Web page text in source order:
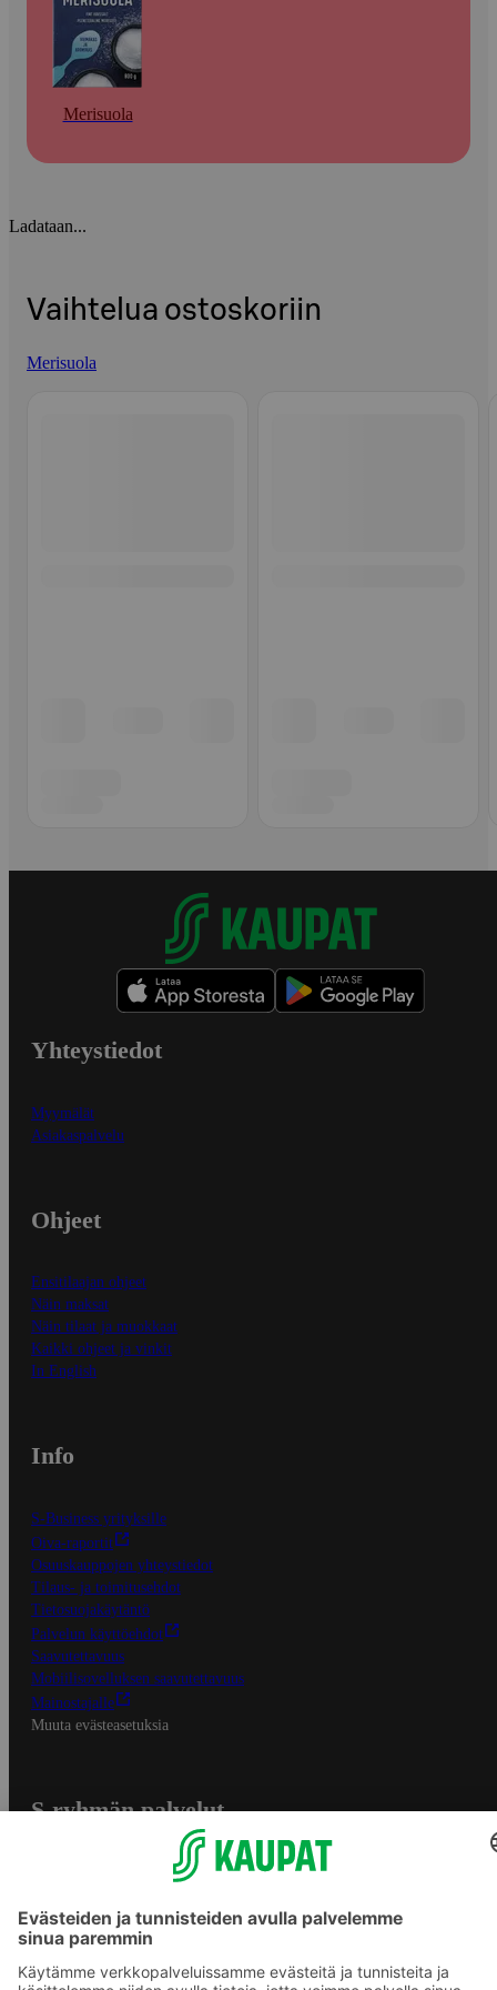
Merisuola
Ladataan...
Vaihtelua ostoskoriin
Merisuola
Yhteystiedot
Myymälät
Asiakaspalvelu
Ohjeet
Ensitilaajan ohjeet
Näin maksat
Näin tilaat ja muokkaat
Kaikki ohjeet ja vinkit
In English
Info
S-Business yrityksille
Oiva-raportit
Osuuskauppojen yhteystiedot
Tilaus- ja toimitusehdot
Tietosuojakäytäntö
Palvelun käyttöehdot
Saavutettavuus
Mobiilisovelluksen saavutettavuus
Mainostajalle
Muuta evästeasetuksia
S-ryhmän palvelut
Yhteishyvä Ruoka -sovellus
S-ostoslista -sovellus
Prisma.fi